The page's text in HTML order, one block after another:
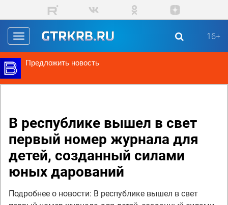
Перейти к основному содержанию
Toggle
navigation
16+
Предложить новость
В республике вышел в свет
первый номер журнала для
детей, созданный силами
юных дарований
Подробнее о новости: В республике вышел в свет